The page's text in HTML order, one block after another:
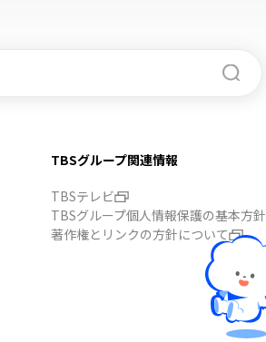
TBSグループ関連情報
TBSテレビ
TBSグループ個人情報保護の基本方針
著作権とリンクの方針について